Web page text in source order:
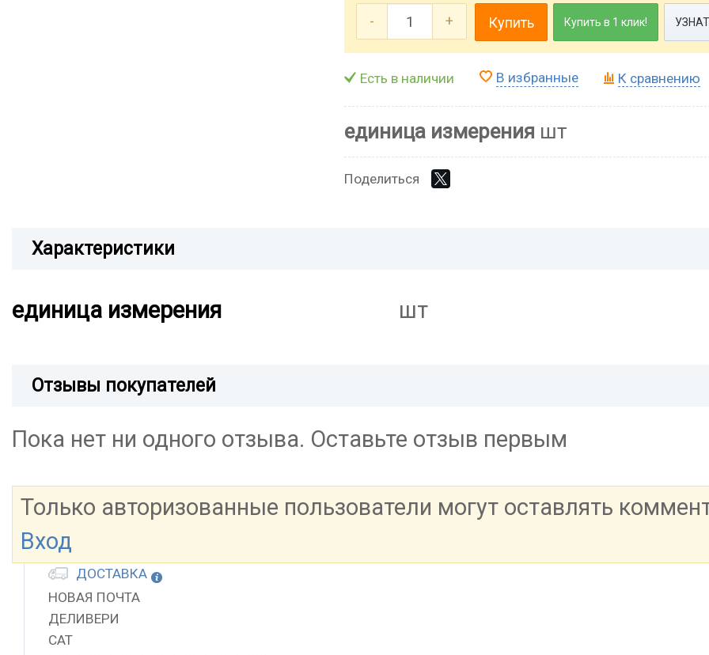
- + Купить Купить в 1 клик!
Есть в наличии В избранные К сравнению
единица измерения шт
Поделиться
Характеристики
единица измерения шт
Отзывы покупателей
Пока нет ни одного отзыва. Оставьте отзыв первым
Только авторизованные пользователи могут оставлять
Вход
ДОСТАВКА
НОВАЯ ПОЧТА
ДЕЛИВЕРИ
САТ